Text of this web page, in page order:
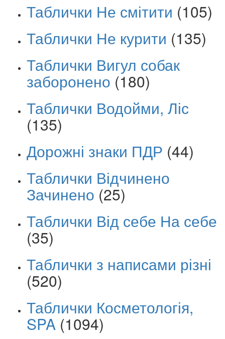
Таблички Не смітити (105)
Таблички Не курити (135)
Таблички Вигул собак
заборонено (180)
Таблички Водойми, Ліс
(135)
Дорожні знаки ПДР (44)
Таблички Відчинено
Зачинено (25)
Таблички Від себе На себе
(35)
Таблички з написами різні
(520)
Таблички Косметологія,
SPA (1094)